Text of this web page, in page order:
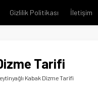
Gizlilik Politikası İletişim
Tarifi
Kabak Dizme Tarifi